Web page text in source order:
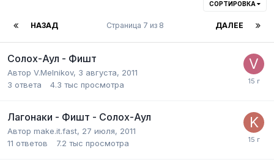
СОРТИРОВКА
НАЗАД ДАЛЕЕ
Страница 7 из 8
Солох-Аул - Фишт
Автор V.Melnikov, 3 августа, 2011
3 ответа 4.3 тыс просмотра
Лагонаки - Фишт - Солох-Аул
Автор make.it.fast, 27 июля, 2011
11 ответов 7.2 тыс просмотра